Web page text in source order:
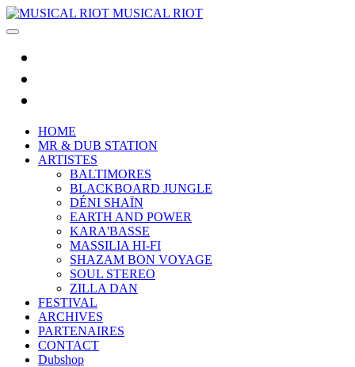
MUSICAL RIOT
HOME
MR & DUB STATION
ARTISTES
BALTIMORES
BLACKBOARD JUNGLE
DÉNI SHAÏN
EARTH AND POWER
KARA'BASSE
MASSILIA HI-FI
SHAZAM BON VOYAGE
SOUL STEREO
ZILLA DAN
FESTIVAL
ARCHIVES
PARTENAIRES
CONTACT
Dubshop